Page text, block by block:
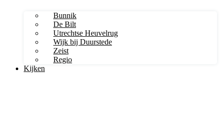
Bunnik
De Bilt
Utrechtse Heuvelrug
Wijk bij Duurstede
Zeist
Regio
Kijken